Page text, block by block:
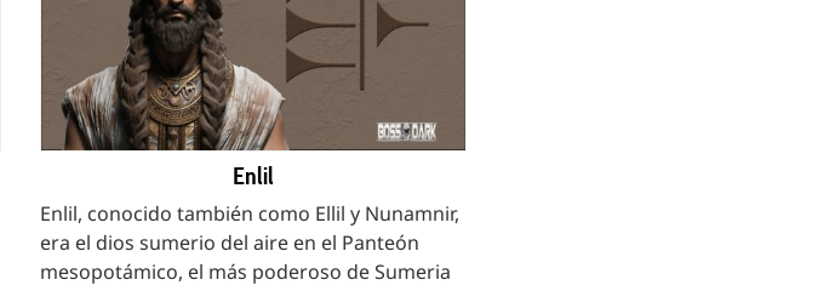
Enlil
Enlil, conocido también como Ellil y Nunamnir,
era el dios sumerio del aire en el Panteón
mesopotámico, el más poderoso de Sumeria